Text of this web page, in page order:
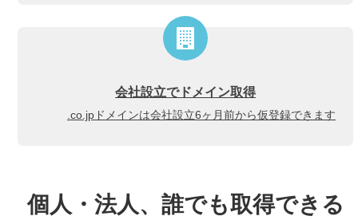
会社設立でドメイン取得
.co.jpドメインは会社設立6ヶ月前から仮登録できます
個人・法人、誰でも取得できる